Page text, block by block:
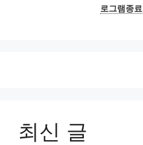
로그램종
최신 글